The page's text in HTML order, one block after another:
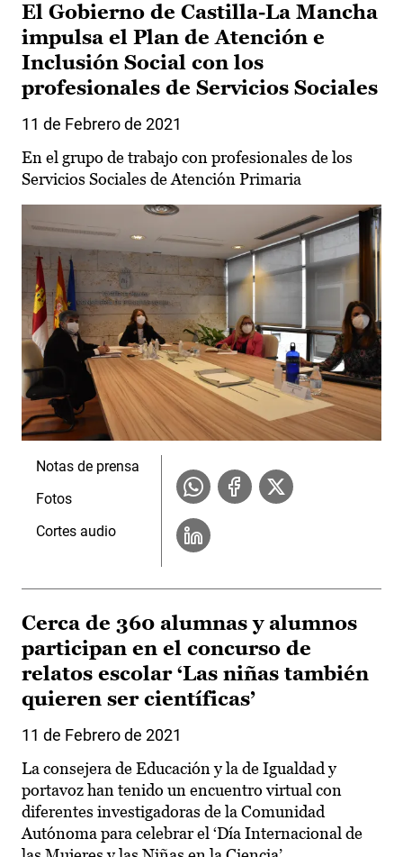
El Gobierno de Castilla-La Mancha
impulsa el Plan de Atención e
Inclusión Social con los
profesionales de Servicios Sociales
11 de Febrero de 2021
En el grupo de trabajo con profesionales de los
Servicios Sociales de Atención Primaria
Notas de prensa
Fotos
Cortes audio
Cerca de 360 alumnas y alumnos
participan en el concurso de
relatos escolar ‘Las niñas también
quieren ser científicas’
11 de Febrero de 2021
La consejera de Educación y la de Igualdad y
portavoz han tenido un encuentro virtual con
diferentes investigadoras de la Comunidad
Autónoma para celebrar el ‘Día Internacional de